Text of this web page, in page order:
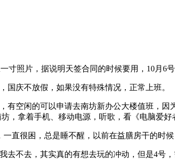
寸照片，据说明天签合同的时候要用，10月6
国庆不放假，如果没有特殊情况，正常上班。
有空闲的可以申请去南坊新办公大楼值班，
，拿着手机、移动电源，听歌，看《电脑爱好
一直很困，总是睡不醒，以前在益膳房干的
去不去，其实真的有想去玩的冲动，但是4